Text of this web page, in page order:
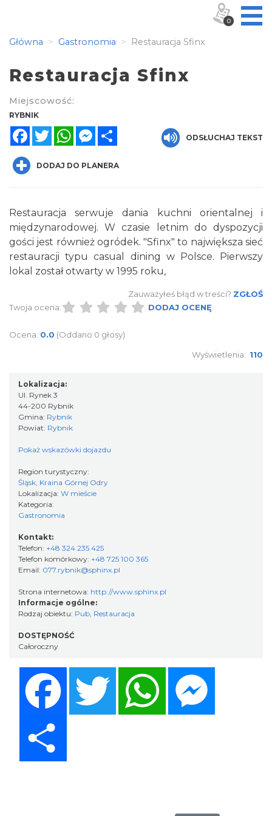
Główna Gastronomia Restauracja Sfinx
Restauracja Sfinx
Miejscowość:
RYBNIK
FacebookTwitterWhatsAppMessenger
ODSŁUCHAJ TEKST
DODAJ DO PLANERA
Restauracja serwuje dania kuchni orientalnej i
międzynarodowej. W czasie letnim do dyspozycji
gości jest również ogródek. "Sfinx" to największa sieć
restauracji typu casual dining w Polsce. Pierwszy
lokal został otwarty w 1995 roku,
Zauważyłeś błąd w treści? ZGŁOŚ
Twoja ocena:
DODAJ OCENĘ
Ocena: 0.0 (Oddano 0 głosy)
Wyświetlenia: 110
Lokalizacja:
Ul. Rynek 3
44-200 Rybnik
Gmina: Rybnik
Powiat: Rybnik
Pokaż wskazówki dojazdu
Region turystyczny:
Śląsk, Kraina Górnej Odry
Lokalizacja: W mieście
Kategoria:
Gastronomia
Kontakt:
Telefon: +48 324 235 425
Telefon komórkowy: +48 725 100 365
Email: 077.rybnik@sphinx.pl
Strona internetowa: http://www.sphinx.pl
Informacje ogólne:
Rodzaj obiektu: Pub, Restauracja
DOSTĘPNOŚĆ
Całoroczny
Twitter WhatsApp
0